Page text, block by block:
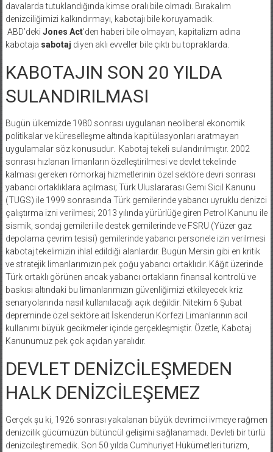
davalarda tutuklandığında kimse oralı bile olmadı. Bırakalım
denizciliğimizi kalkındırmayı, kabotajı bile koruyamadık.
ABD’deki Jones Act’den haberi bile olmayan, kapitalizm adına
kabotaja sabotaj diyen aklı evveller bile çıktı bu topraklarda.
KABOTAJIN SON 20 YILDA
SULANDIRILMASI
Bugün ülkemizde 1980 sonrası uygulanan neoliberal ekonomik
politikalar ve küreselleşme altında kapitülasyonları aratmayan
uygulamalar söz konusudur. Kabotaj tekeli sulandırılmıştır. 2002
sonrası hızlanan limanların özelleştirilmesi ve devlet tekelinde
kalması gereken römorkaj hizmetlerinin özel sektöre devri sonrası
yabancı ortaklıklara açılması; Türk Uluslararası Gemi Sicil Kanunu
(TUGS) ile 1999 sonrasında Türk gemilerinde yabancı uyruklu denizci
çalıştırma izni verilmesi; 2013 yılında yürürlüğe giren Petrol Kanunu ile
sismik, sondaj gemileri ile destek gemilerinde ve FSRU (Yüzer gaz
depolama çevrim tesisi) gemilerinde yabancı personele izin verilmesi
kabotaj tekelimizin ihlal edildiği alanlardır. Bugün Mersin gibi en kritik
ve stratejik limanlarımızın pek çoğu yabancı ortaklıdır. Kâğıt üzerinde
Türk ortaklı görünen ancak yabancı ortakların finansal kontrolü ve
baskısı altındaki bu limanlarımızın güvenliğimizi etkileyecek kriz
senaryolarında nasıl kullanılacağı açık değildir. Nitekim 6 Şubat
depreminde özel sektöre ait İskenderun Körfezi Limanlarının acil
kullanımı büyük gecikmeler içinde gerçekleşmiştir. Özetle, Kabotaj
Kanunumuz pek çok açıdan yaralıdır.
DEVLET DENİZCİLEŞMEDEN
HALK DENİZCİLEŞEMEZ
Gerçek şu ki, 1926 sonrası yakalanan büyük devrimci ivmeye rağmen
denizcilik gücümüzün bütüncül gelişimi sağlanamadı. Devleti bir türlü
denizcileştiremedik. Son 50 yılda Cumhuriyet Hükümetleri turizm,